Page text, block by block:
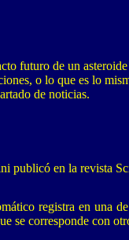
futuro de un
o lo que es lo
de noticias.
publicó en la revista
registra en una
se corresponde con